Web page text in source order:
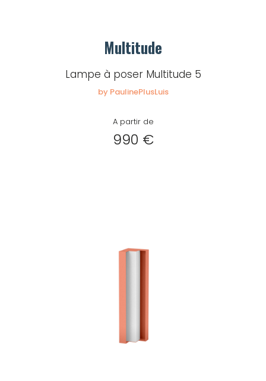
Multitude
Lampe à poser Multitude 5
by PaulinePlusLuis
A partir de
990 €